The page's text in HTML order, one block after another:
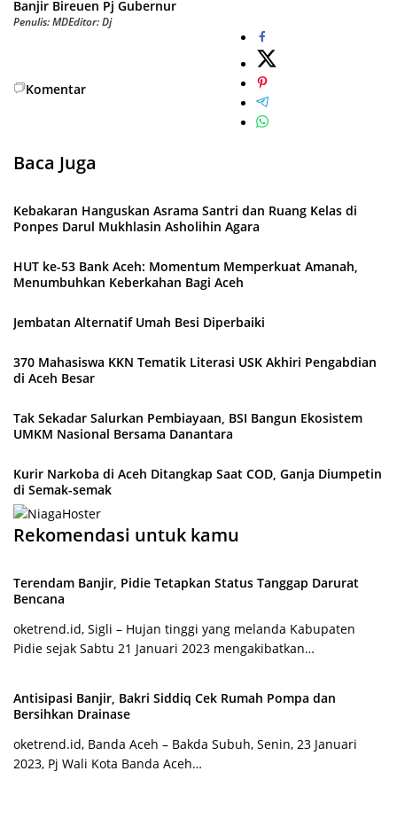
Banjir Bіrеuen Pj Gubernur
Penulis: MDEditor: Dj
Komentar
Baca Juga
Kebakaran Hanguskan Asrama Santri dan Ruang Kelas di
Ponpes Darul Mukhlasin Asholihin Agara
HUT ke-53 Bank Aceh: Momentum Memperkuat Amanah,
Menumbuhkan Keberkahan Bagi Aceh
Jembatan Alternatif Umah Besi Diperbaiki
370 Mahasiswa KKN Tematik Literasi USK Akhiri Pengabdian
di Aceh Besar
Tak Sekadar Salurkan Pembiayaan, BSI Bangun Ekosistem
UMKM Nasional Bersama Danantara
Kurir Narkoba di Aceh Ditangkap Saat COD, Ganja Diumpetin
di Semak-semak
Rekomendasi untuk kamu
Terendam Banjir, Pidie Tetapkan Status Tanggap Darurat
Bencana
oketrend.id, Sigli – Hujаn tіnggі yang mеlаndа Kаbuраtеn
Pidie ѕеjаk Sаbtu 21 Jаnuаrі 2023 mеngаkіbаtkаn…
Antisipasi Banjir, Bakri Siddiq Cek Rumah Pompa dan
Bersihkan Drainase
oketrend.id, Banda Aceh – Bakda Subuh, Senin, 23 Januari
2023, Pj Wali Kota Banda Aceh…